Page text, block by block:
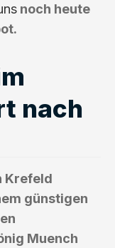
noch heute
nach
Krefeld
günstigen
Muench